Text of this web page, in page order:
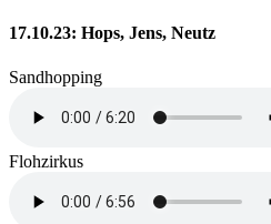
17.10.23: Hops, Jens, Neutz
Sandhopping
Flohzirkus